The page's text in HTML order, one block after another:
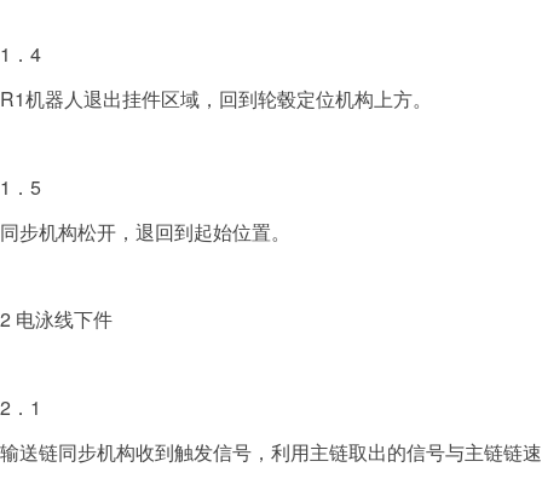
1．4
R1机器人退出挂件区域，回到轮毂定位机构上方。
1．5
同步机构松开，退回到起始位置。
2 电泳线下件
2．1
输送链同步机构收到触发信号，利用主链取出的信号与主链链